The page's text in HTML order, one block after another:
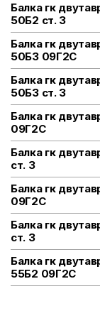
Балка гк
50Б2 ст. 3
Балка гк
50Б3 09Г2С
Балка гк
50Б3 ст. 3
Балка гк
09Г2С
Балка гк
ст. 3
Балка гк
09Г2С
Балка гк
ст. 3
Балка гк
55Б2 09Г2С